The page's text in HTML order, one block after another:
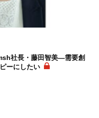
社長・藤田智美―需要創
ーにしたい